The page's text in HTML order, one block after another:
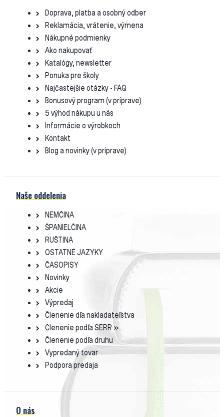
Doprava, platba a osobný odber
Reklamácia, vrátenie, výmena
Nákupné podmienky
Ako nakupovať
Katalógy, newsletter
Ponuka pre školy
Najčastejšie otázky - FAQ
Bonusový program (v príprave)
5 výhod nákupu u nás
Informácie o výrobkoch
Kontakt
Blog a novinky (v príprave)
Naše oddelenia
NEMČINA
ŠPANIELČINA
RUŠTINA
OSTATNÉ JAZYKY
ČASOPISY
Novinky
Akcie
Výpredaj
Členenie dľa nakladateľstva
Členenie podľa SERR »
Členenie podľa druhu
Vypredaný tovar
Podpora predaja
O nás